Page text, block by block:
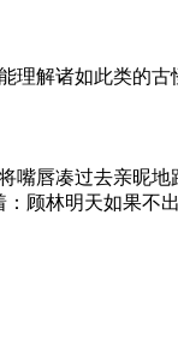
解诸如此类的古
唇凑过去亲昵地
顾林明天如果不